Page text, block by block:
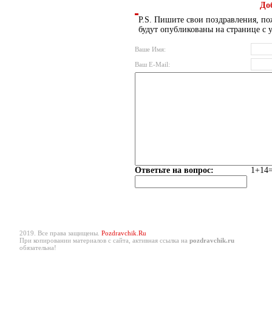
P.S. Пишите свои поздравления,
будут опубликованы на странице с
Ваше Имя:
Ваш E-Mail:
Ответьте на вопрос:
2019. Все права защищены. Pozdravchik.Ru
При копировании материалов с сайта, активная ссылка на pozdravchik.ru
обязательна!